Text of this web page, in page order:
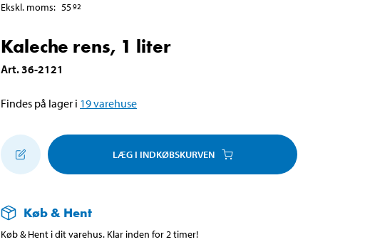
Ekskl. moms: 5592
Kaleche rens, 1 liter
Art.36-2121
Findes på lager i 19varehuse
LÆG I INDKØBSKURVEN
Køb & Hent
Køb & Hent i dit varehus. Klar inden for 2 timer!